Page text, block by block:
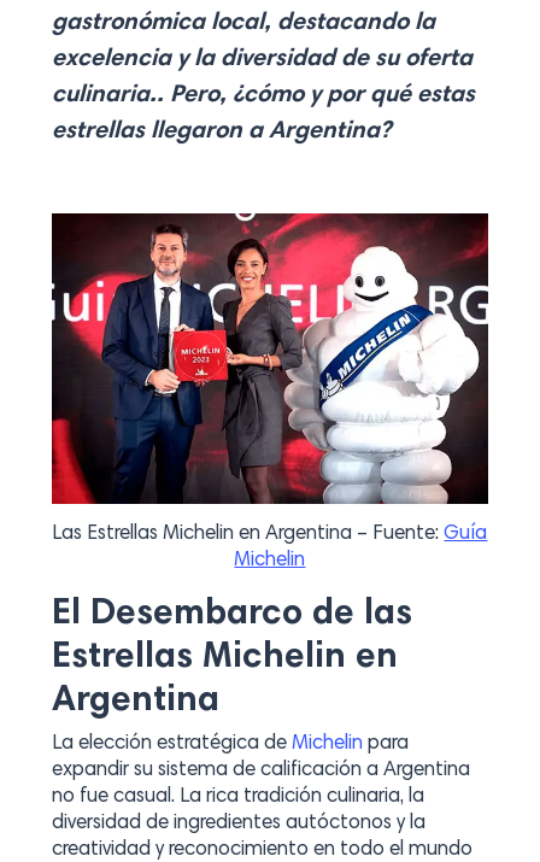
gastronómica local, destacando la
excelencia y la diversidad de su oferta
culinaria.. Pero, ¿cómo y por qué estas
estrellas llegaron a Argentina?
Las Estrellas Michelin en Argentina – Fuente:Guía
Michelin
El Desembarco de las
Estrellas Michelin en
Argentina
La elección estratégica de Michelin para
expandir su sistema de calificación a Argentina
no fue casual. La rica tradición culinaria, la
diversidad de ingredientes autóctonos y la
creatividad y reconocimiento en todo el mundo